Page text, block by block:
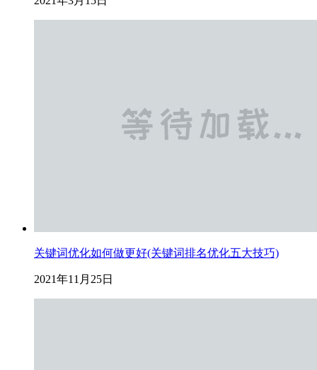
关键词优化如何做更好(关键词排名优化五大技巧)
2021年11月25日